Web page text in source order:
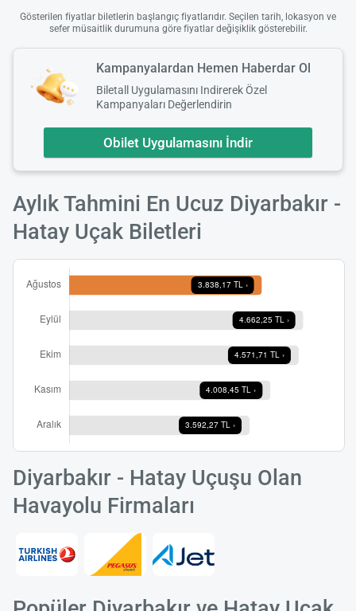
Gösterilen fiyatlar biletlerin başlangıç fiyatlarıdır. Seçilen tarih, lokasyon ve
sefer müsaitlik durumuna göre fiyatlar değişiklik gösterebilir.
Kampanyalardan Hemen Haberdar Ol
Biletall Uygulamasını Indirerek Özel
Kampanyaları Değerlendirin
Obilet Uygulamasını İndir
Aylık Tahmini En Ucuz Diyarbakır -
Hatay Uçak Biletleri
Diyarbakır - Hatay Uçuşu Olan
Havayolu Firmaları